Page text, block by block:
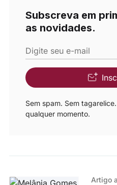
Subscreva em
as novidades.
Digite seu e-mail
Sem spam. Sem
qualquer momento.
Artigo